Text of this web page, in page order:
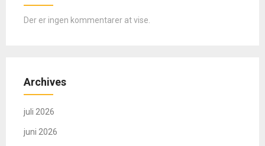
Der er ingen kommentarer at vise.
Archives
juli 2026
juni 2026